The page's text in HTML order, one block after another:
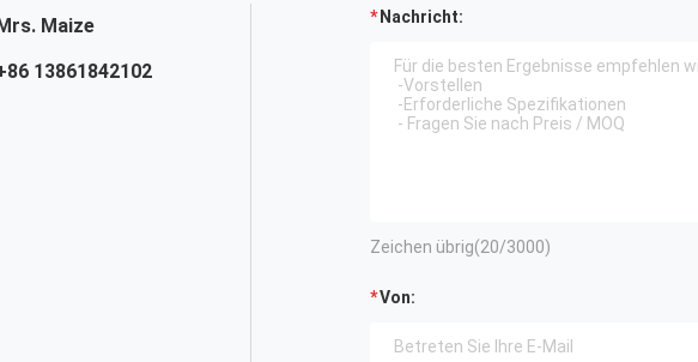
Maize
13861842102
Nachricht:
Zeichen übrig(20/3000)
Von: